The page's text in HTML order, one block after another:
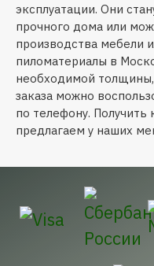
эксплуатации. Они
прочного дома или
производства мебели
пиломатериалы в
необходимой
заказа можно
по телефону. Получить
предлагаем у наших